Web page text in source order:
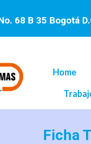
68 B 35 Bogotá
Home
Ficha